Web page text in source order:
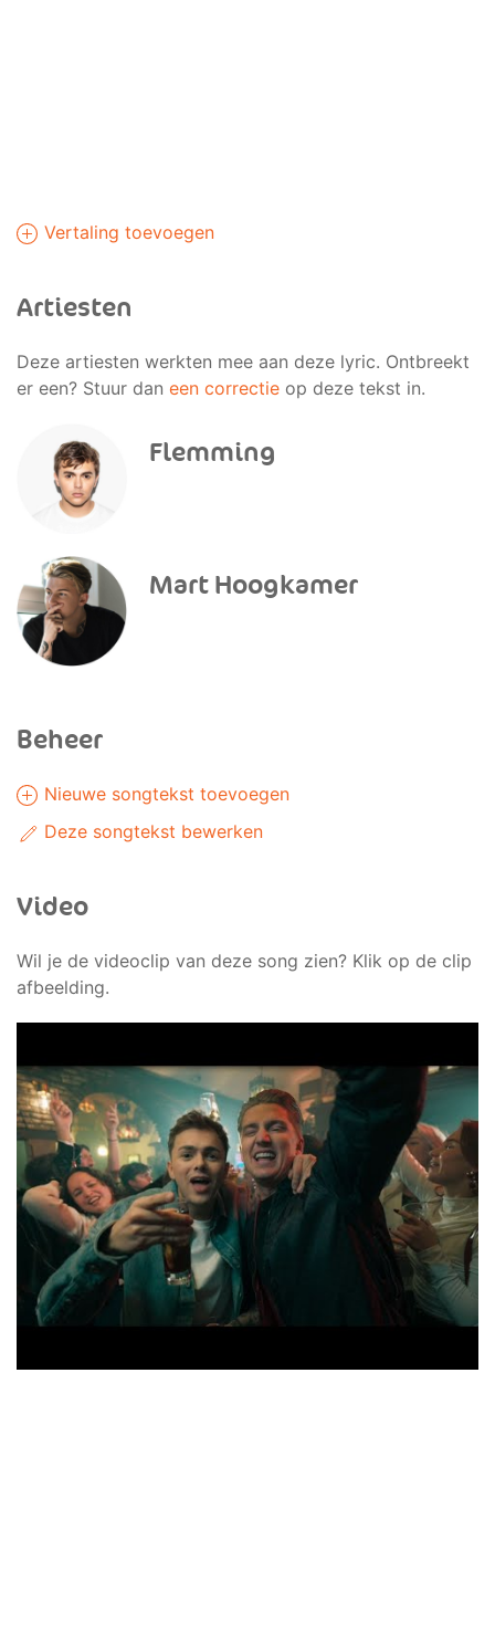
Vertaling toevoegen
Artiesten
Deze artiesten werkten mee aan deze lyric. Ontbreekt
er een? Stuur dan een correctie op deze tekst in.
Flemming
Mart Hoogkamer
Beheer
Nieuwe songtekst toevoegen
Deze songtekst bewerken
Video
Wil je de videoclip van deze song zien? Klik op de clip
afbeelding.